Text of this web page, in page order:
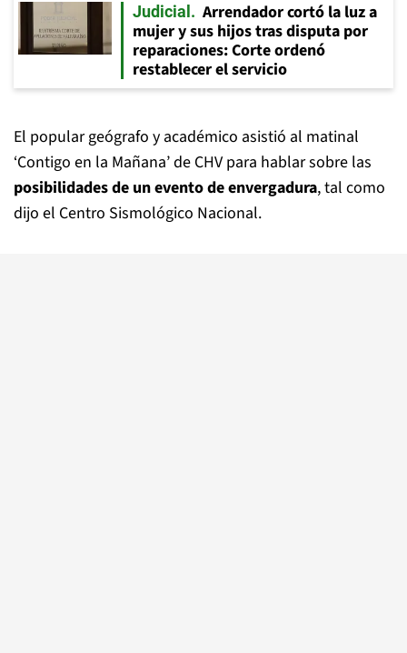
Judicial
Arrendador cortó la luz a
mujer y sus hijos tras disputa por
reparaciones: Corte ordenó
restablecer el servicio
El popular geógrafo y académico asistió al matinal
‘Contigo en la Mañana’ de CHV para hablar sobre las
posibilidades de un evento de envergadura, tal como
dijo el Centro Sismológico Nacional.